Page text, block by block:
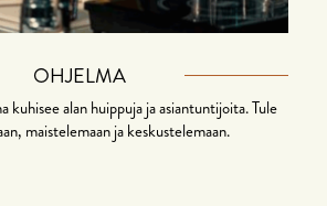
OHJELMA
kuhisee alan huippuja ja asiantuntijoita. Tule
maistelemaan ja keskustelemaan.